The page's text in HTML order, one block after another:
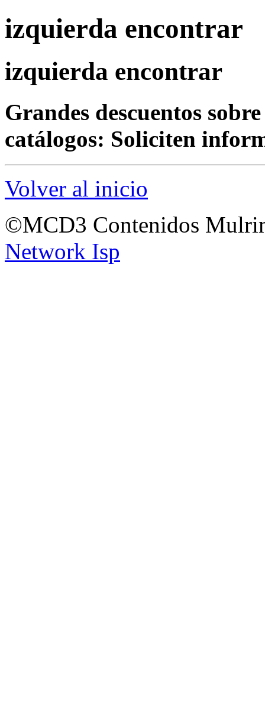
izquierda encontrar
izquierda encontrar
Grandes descuentos
catálogos: Soliciten
Volver al inicio
©MCD3 Contenidos
Network Isp